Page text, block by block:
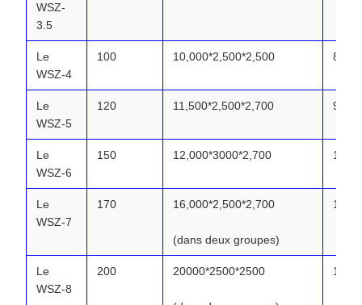
WSZ-
3.5
Le
WSZ-4
100 10,000*2,500*2,500 8.30
Le
WSZ-5
120 11,500*2,500*2,700 9.65
Le
WSZ-6
150 12,000*3000*2,700 11.22
Le
WSZ-7
170 16,000*2,500*2,700
(dans deux groupes)
12.26
Le
WSZ-8
200 20000*2500*2500 15.53